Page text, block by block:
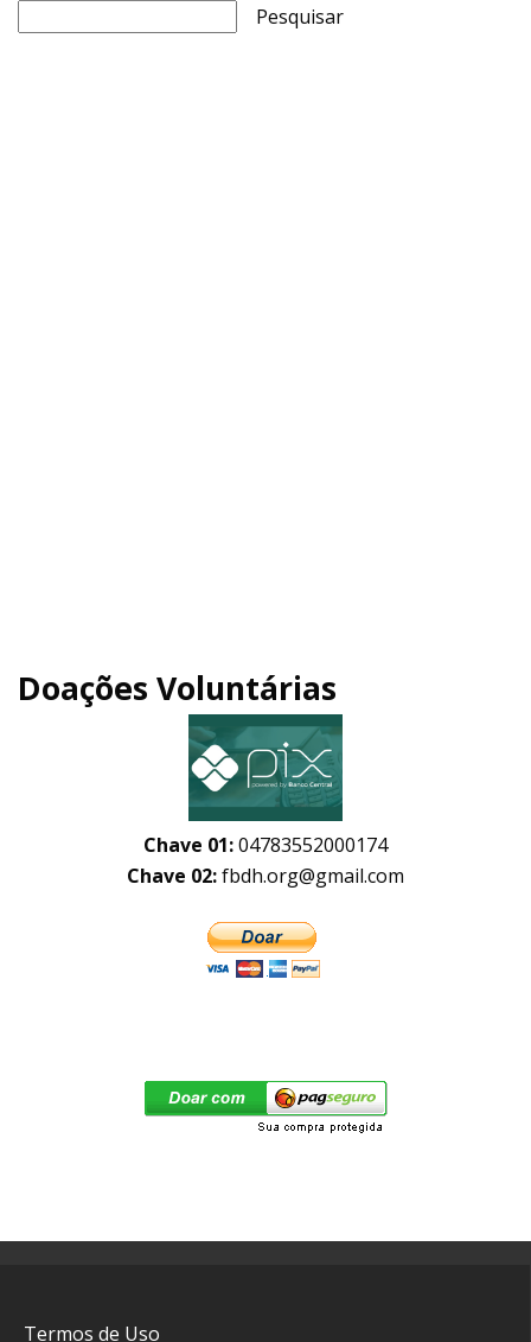
Pesquisar
Doações Voluntárias
Chave 01:04783552000174
Chave 02:fbdh.org@gmail.com
Termos de Uso